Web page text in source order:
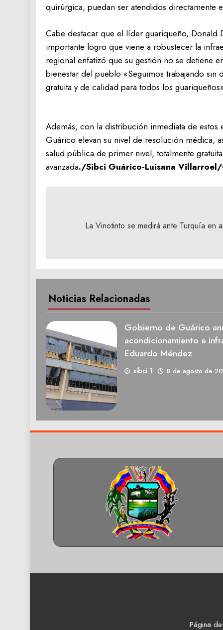
quirúrgica, puedan ser atendidos directamente
‎Cabe destacar que el líder guariqueño, Donald
importante logro que viene a robustecer la
regional enfatizó que su gestión no se detiene
bienestar del pueblo «Seguimos trabajando sin
gratuita y de calidad para todos los
‎Además, con la distribución inmediata de
Guárico elevan su nivel de resolución médica,
salud pública de primer nivel, totalmente
avanzada./‎Sibci Guárico-‎Luisana Villarroel/
La Vinotinto se medirá ante Turquía en
Noticias Relacionadas
Gobierno de Guárico
acondicionamiento e
Eduardo Méndez
sibci 1 8 de agosto de
Página